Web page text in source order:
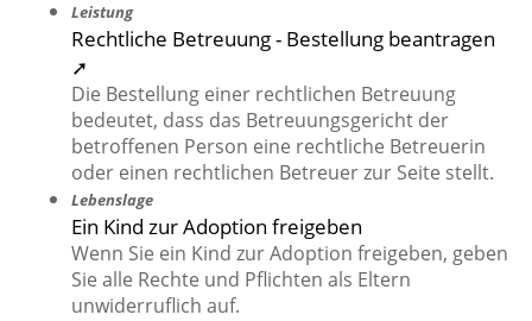
Leistung
Rechtliche Betreuung - Bestellung beantragen
➚
Die Bestellung einer rechtlichen Betreuung
bedeutet, dass das Betreuungsgericht der
betroffenen Person eine rechtliche Betreuerin
oder einen rechtlichen Betreuer zur Seite stellt.
Lebenslage
Ein Kind zur Adoption freigeben
Wenn Sie ein Kind zur Adoption freigeben, geben
Sie alle Rechte und Pflichten als Eltern
unwiderruflich auf.